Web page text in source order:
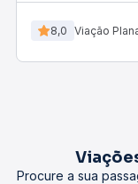
8,0 Viação
Procure a sua